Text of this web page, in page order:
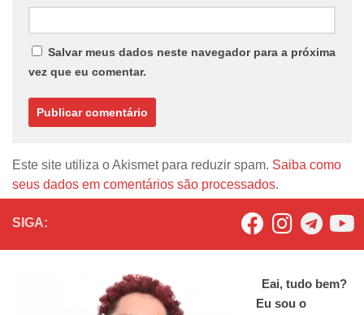
Salvar meus dados neste navegador para a próxima
vez que eu comentar.
Este site utiliza o Akismet para reduzir spam. Saiba como
seus dados em comentários são processados.
SIGA:
Eai, tudo bem?
Eu sou o